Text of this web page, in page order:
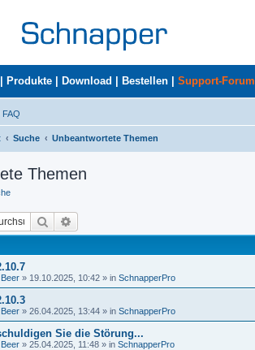
Produkte Download Bestellen Support-Forum
FAQ
Suche Unbeantwortete Themen
Themen
Suche
» 19.10.2025, 10:42 » in SchnapperPro
» 26.04.2025, 13:44 » in SchnapperPro
Sie die Störung...
» 25.04.2025, 11:48 » in SchnapperPro